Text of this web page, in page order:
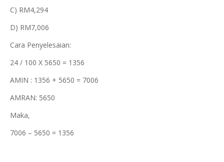
C) RM4,294
D) RM7,006
Cara Penyelesaian:
24 / 100 X 5650 = 1356
AMIN : 1356 + 5650 = 7006
AMRAN: 5650
Maka,
7006 – 5650 = 1356